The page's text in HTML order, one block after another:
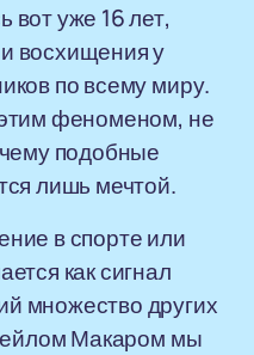
вот уже 16 лет,
восхищения у
по всему миру.
феноменом, не
подобные
лишь мечтой.
в спорте или
как сигнал
множество других
Макаром мы